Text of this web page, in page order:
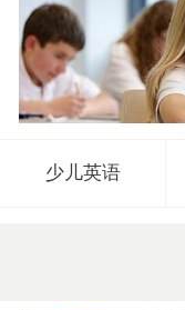
少儿英语